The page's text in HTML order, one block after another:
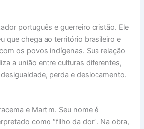
português e guerreiro cristão. Ele
que chega ao território brasileiro e
os povos indígenas. Sua relação
a união entre culturas diferentes,
perda e deslocamento.
e Martim. Seu nome é
como “filho da dor”. Na obra,